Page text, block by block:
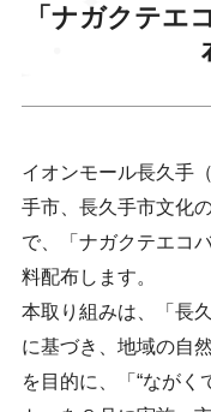
「ナガクテエ
イオンモール長久手
手市、長久手市文化
で、「ナガクテエコ
料配布します。
本取り組みは、「長
に基づき、地域の自
を目的に、「“ながく